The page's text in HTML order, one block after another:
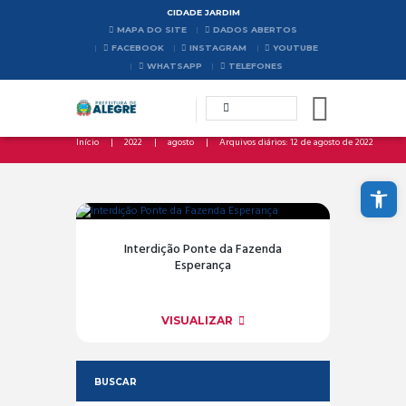
Abrir a barra de ferramentas
CIDADE JARDIM
MAPA DO SITE
DADOS ABERTOS
FACEBOOK
INSTAGRAM
YOUTUBE
WHATSAPP
TELEFONES
Início 2022 agosto Arquivos diários: 12 de agosto de 2022
Interdição Ponte da Fazenda
Esperança
VISUALIZAR
BUSCAR